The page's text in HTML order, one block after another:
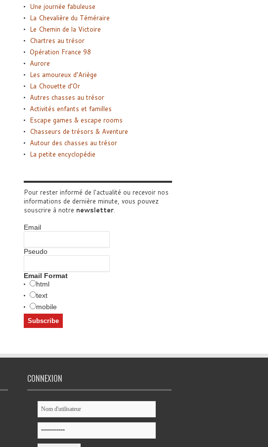
Une journée fabuleuse
La Chevalière du Téméraire
Le Chemin de la Victoire
Chartres au trésor
Opération France 98
Aurore
Les amoureux d’Ariège
La Chouette d’Or
Autres chasses au trésor
Activités enfants et familles
Escape games & escape rooms
Chasseurs de trésors & Aventure
Autour des chasses au trésor
La petite encyclopédie
Pour rester informé de l'actualité ou recevoir nos
informations de dernière minute, vous pouvez
souscrire à notre newsletter.
Email
Pseudo
Email Format
html
text
mobile
CONNEXION